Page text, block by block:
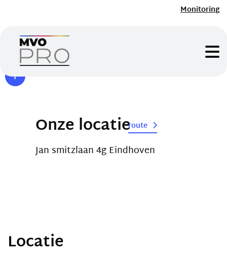
Monitoring
Locatie
Onze locatieroute
Jan smitzlaan 4g Eindhoven